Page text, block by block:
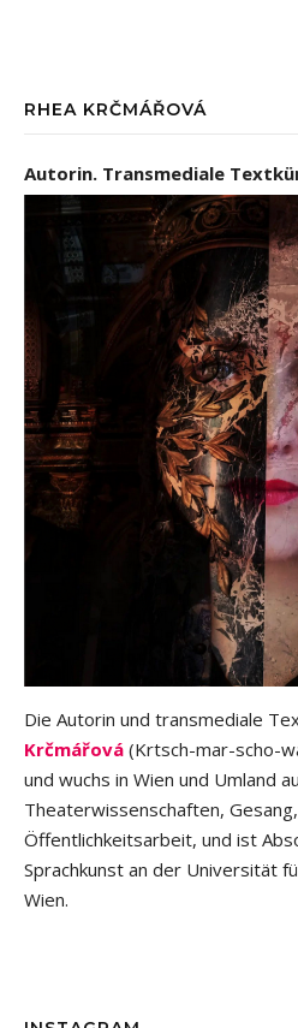
RHEA KRČMÁŘOVÁ
Autorin. Transmediale
Die Autorin und transmediale
Krčmářová (Krtsch-mar-scho-
und wuchs in Wien und Umland
Theaterwissenschaften,
Öffentlichkeitsarbeit, und ist
Sprachkunst an der Universität
Wien.